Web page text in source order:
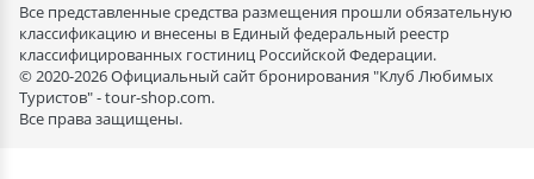
Все представленные средства размещения прошли обязательную
классификацию и внесены в Единый федеральный реестр
классифицированных гостиниц Российской Федерации.
© 2020-2026 Официальный сайт бронирования "Клуб Любимых
Туристов" - tour-shop.com.
Все права защищены.